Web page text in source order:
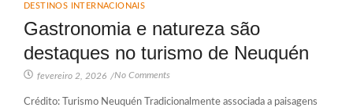
DESTINOS INTERNACIONAIS
Gastronomia e natureza são
destaques no turismo de Neuquén
fevereiro 2, 2026 /No Comments
Crédito: Turismo Neuquén Tradicionalmente associada a paisagens